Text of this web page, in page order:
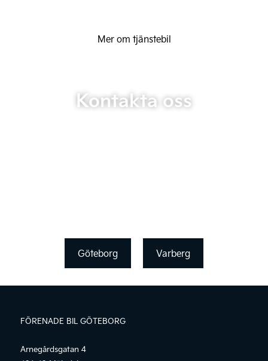
Mer om tjänstebil
Kontakta oss
Göteborg Varberg
FÖRENADE BIL GÖTEBORG
Arnegårdsgatan 4